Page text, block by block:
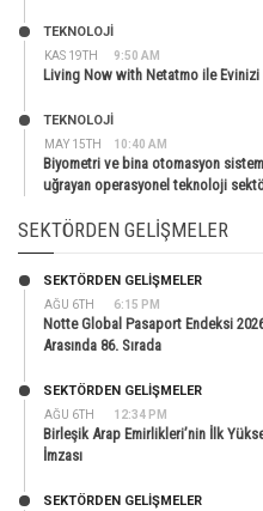
KAS 19TH 9:50 AM
TEKNOLOJİ
Living Now with Netatmo ile
MAY 15TH 10:40 AM
TEKNOLOJİ
Biyometri ve bina otomasyon
uğrayan operasyonel teknoloji
SEKTÖRDEN GELIŞMELER
AĞU 6TH 6:15 PM
SEKTÖRDEN GELIŞMELER
Notte Global Pasaport Endeksi
Arasında 86. Sırada
AĞU 6TH 12:34 PM
SEKTÖRDEN GELIŞMELER
Birleşik Arap Emirlikleri’nin İlk
İmzası
SEKTÖRDEN GELIŞMELER